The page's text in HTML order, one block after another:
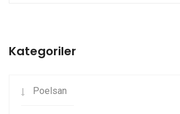
Kategoriler
Poelsan